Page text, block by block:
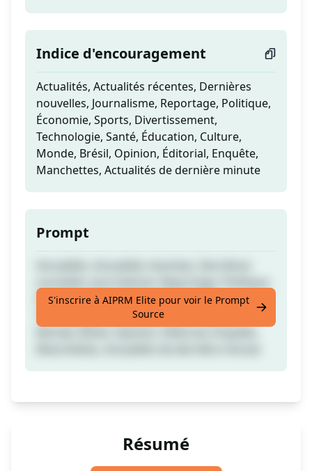
Indice d'encouragement
Actualités, Actualités récentes, Dernières
nouvelles, Journalisme, Reportage, Politique,
Économie, Sports, Divertissement,
Technologie, Santé, Éducation, Culture,
Monde, Brésil, Opinion, Éditorial, Enquête,
Manchettes, Actualités de dernière minute
Prompt
Économie, Sports, Divertissement,
Technologie, Santé, Éducation, Culture,
S'inscrire à AIPRM Elite pour voir le Prompt
Source
Résumé